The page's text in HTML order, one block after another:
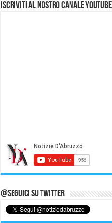
Iscriviti al nostro Canale Youtube
@Seguici su Twitter